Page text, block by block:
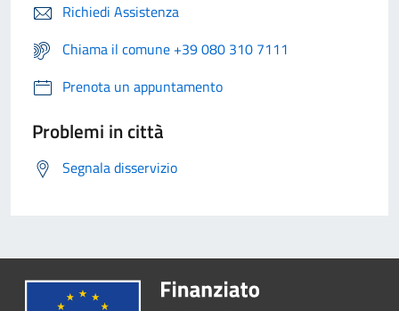
Richiedi Assistenza
Chiama il comune +39 080 310 7111
Prenota un appuntamento
Problemi in città
Segnala disservizio